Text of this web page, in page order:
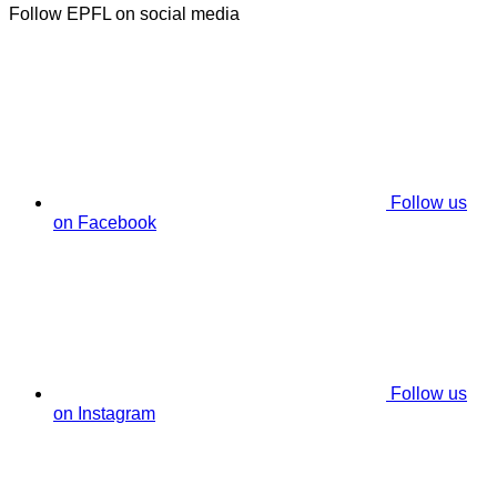
Follow EPFL on social media
Follow us
on Facebook
Follow us
on Instagram